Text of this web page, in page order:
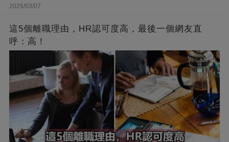
2026/03/07
這5個離職理由，HR認可度高，最後一個網友直
呼：高！